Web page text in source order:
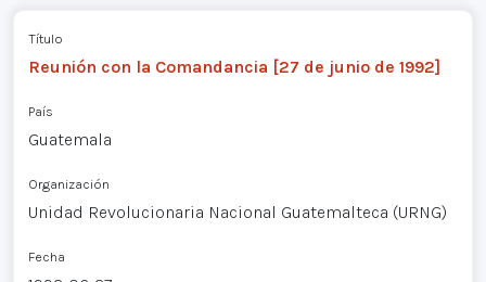
Título
Reunión con la Comandancia [27 de junio de 1992]
País
Guatemala
Organización
Unidad Revolucionaria Nacional Guatemalteca (URNG)
Fecha